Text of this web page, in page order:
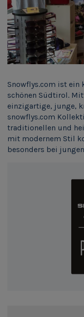
Snowflys.com ist ein
schönen Südtirol.
einzigartige, junge,
snowflys.com
traditionellen und
mit modernem Stil
besonders bei